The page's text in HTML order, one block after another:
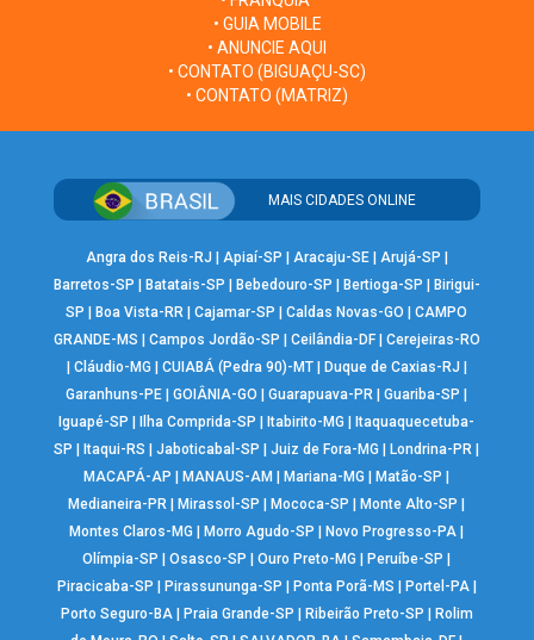
• GUIA MOBILE
• ANUNCIE AQUI
• CONTATO (BIGUAÇU-SC)
• CONTATO (MATRIZ)
MAIS CIDADES ONLINE
Angra dos Reis-RJ Apiaí-SP Aracaju-SE| Arujá-SP
Barretos-SP
Batatais-SP Bebedouro-SP Bertioga-SP
Birigui-
SP
Boa Vista-RR |Cajamar-SP |Caldas Novas-GO |CAMPO
GRANDE-MS
Campos Jordão-SP Ceilândia-DF| Cerejeiras-RO
Cláudio-MG CUIABÁ (Pedra 90)-MT| Duque de Caxias-RJ
Garanhuns-PE |GOIÂNIA-GO |Guarapuava-PR |Guariba-SP
Iguapé-SP
Ilha Comprida-SP Itabirito-MG
Itaquaquecetuba-
SP
Itaqui-RS |Jaboticabal-SP |Juiz de Fora-MG Londrina-PR
MACAPÁ-AP
MANAUS-AM Mariana-MG Matão-SP
Medianeira-PR
Mirassol-SP Mococa-SP Monte Alto-SP
Montes Claros-MG
Morro Agudo-SP Novo Progresso-PA
Olímpia-SP
|Osasco-SP |Ouro Preto-MG Peruíbe-SP
Piracicaba-SP
Pirassununga-SP Ponta Porã-MS Portel-PA|
Porto Seguro-BA| Praia Grande-SP Ribeirão Preto-SP
Rolim